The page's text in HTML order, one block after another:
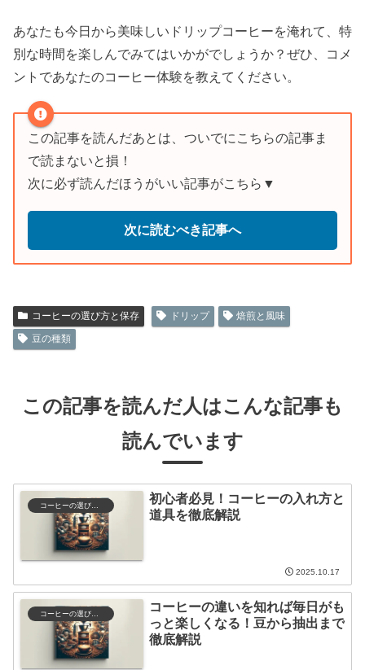
あなたも今日から美味しいドリップコーヒーを淹れて、特
別な時間を楽しんでみてはいかがでしょうか？ぜひ、コメ
ントであなたのコーヒー体験を教えてください。
この記事を読んだあとは、ついでにこちらの記事ま
で読まないと損！
次に必ず読んだほうがいい記事がこちら▼
次に読むべき記事へ
コーヒーの選び方と保存 ドリップ
焙煎と風味
豆の種類
この記事を読んだ人はこんな記事も
読んでいます
初心者必見！コーヒーの入れ方と
道具を徹底解説
2025.10.17
コーヒーの違いを知れば毎日がも
っと楽しくなる！豆から抽出まで
徹底解説